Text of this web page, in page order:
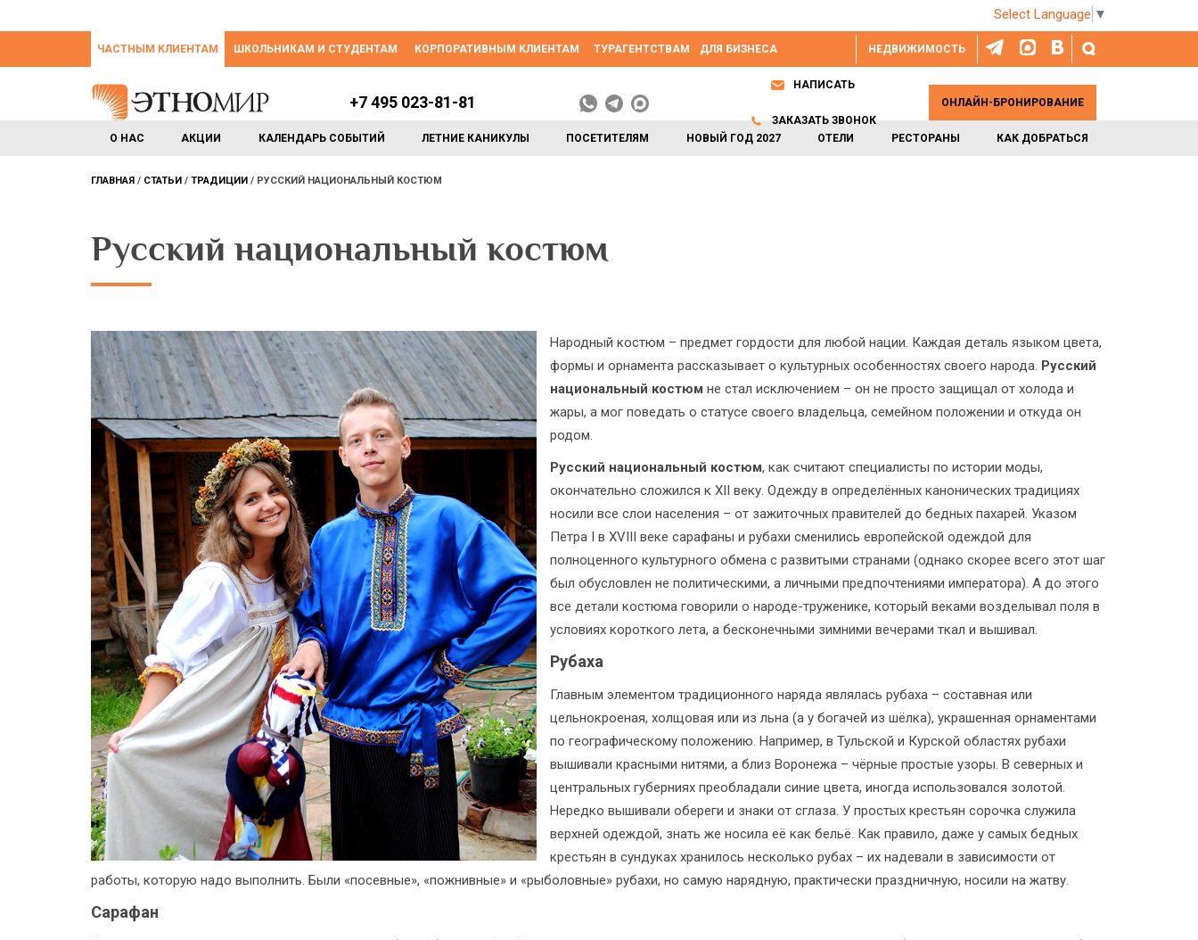
Select Language ▼
НЕДВИЖИМОСТЬ
ЧАСТНЫМ КЛИЕНТАМ ШКОЛЬНИКАМ И СТУДЕНТАМ КОРПОРАТИВНЫМ КЛИЕНТАМ ТУРАГЕНТСТВАМ ДЛЯ БИЗНЕСА
О НАС АКЦИИ КАЛЕНДАРЬ СОБЫТИЙ ЛЕТНИЕ КАНИКУЛЫ ПОСЕТИТЕЛЯМ НОВЫЙ ГОД 2027 ОТЕЛИ РЕСТОРАНЫ КАК ДОБРАТЬСЯ
+7 495 023-81-81
НАПИСАТЬ
ЗАКАЗАТЬ ЗВОНОК
ОНЛАЙН-БРОНИРОВАНИЕ
ГЛАВНАЯ СТАТЬИ ТРАДИЦИИ РУССКИЙ НАЦИОНАЛЬНЫЙ КОСТЮМ
Русский национальный костюм
Народный костюм – предмет гордости для любой нации. Каждая деталь языком цвета,
формы и орнамента рассказывает о культурных особенностях своего народа. Русский
национальный костюм не стал исключением – он не просто защищал от холода и
жары, а мог поведать о статусе своего владельца, семейном положении и откуда он
родом.
Русский национальный костюм, как считают специалисты по истории моды,
окончательно сложился к XII веку. Одежду в определённых канонических традициях
носили все слои населения – от зажиточных правителей до бедных пахарей. Указом
Петра I в XVIII веке сарафаны и рубахи сменились европейской одеждой для
полноценного культурного обмена с развитыми странами (однако скорее всего этот шаг
был обусловлен не политическими, а личными предпочтениями императора). А до этого
все детали костюма говорили о народе-труженике, который веками возделывал поля в
условиях короткого лета, а бесконечными зимними вечерами ткал и вышивал.
Рубаха
Главным элементом традиционного наряда являлась рубаха – составная или
цельнокроеная, холщовая или из льна (а у богачей из шёлка), украшенная орнаментами
по географическому положению. Например, в Тульской и Курской областях рубахи
вышивали красными нитями, а близ Воронежа – чёрные простые узоры. В северных и
центральных губерниях преобладали синие цвета, иногда использовался золотой.
Нередко вышивали обереги и знаки от сглаза. У простых крестьян сорочка служила
верхней одеждой, знать же носила её как бельё. Как правило, даже у самых бедных
крестьян в сундуках хранилось несколько рубах – их надевали в зависимости от
работы, которую надо выполнить. Были «посевные», «пожнивные» и «рыболовные» рубахи, но самую нарядную, практически праздничную, носили на жатву.
Сарафан